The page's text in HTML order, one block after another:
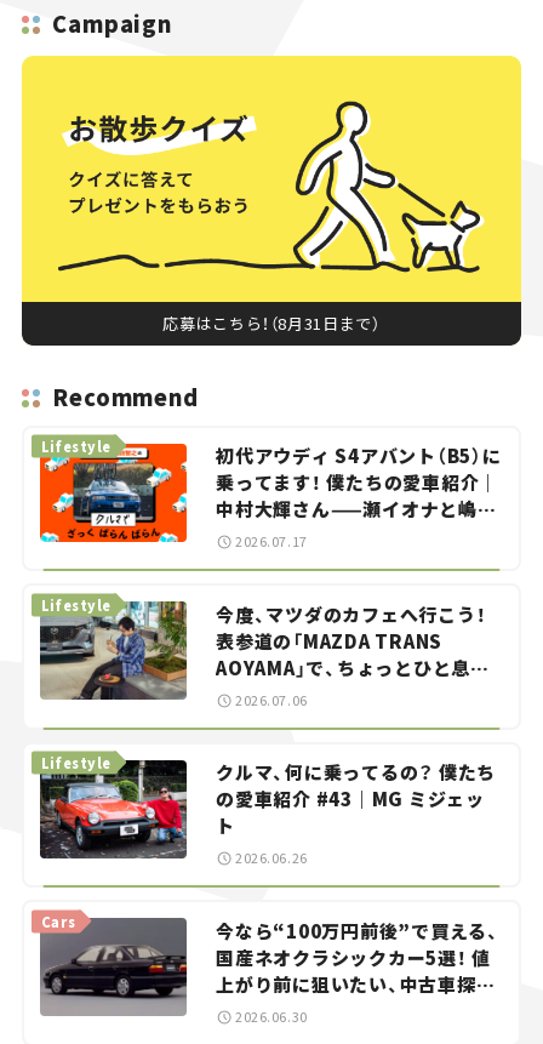
Campaign
応募はこちら！（8月31日まで）
Recommend
初代アウディ S4アバント（B5）に
乗ってます！ 僕たちの愛車紹介｜
中村大輝さん——瀬イオナと嶋田
智之の「クルマでざっくばらんば
Lifestyle
2026.07.17
今度、マツダのカフェへ行こう！
表参道の「MAZDA TRANS
AOYAMA」で、ちょっとひと息。
——連載｜CCGとクルマでどうす
Lifestyle
2026.07.06
クルマ、何に乗ってるの？ 僕たち
の愛車紹介 #43｜MG ミジェッ
ト
Lifestyle
2026.06.26
今なら“100万円前後”で買える、
国産ネオクラシックカー5選！ 値
上がり前に狙いたい、中古車探し
をお手伝い――ちょっとイケてるマ
Cars
2026.06.30